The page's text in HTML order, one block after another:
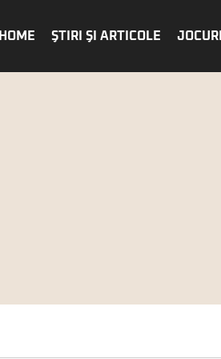
HOME ŞTIRI ŞI ARTICOLE JOCURI